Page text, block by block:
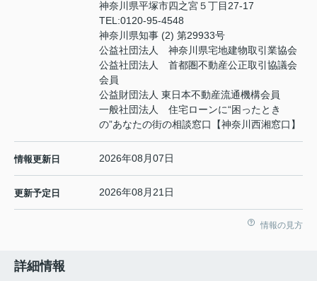
神奈川県平塚市四之宮５丁目27-17
TEL:0120-95-4548
神奈川県知事 (2) 第29933号
公益社団法人 神奈川県宅地建物取引業協会
公益社団法人 首都圏不動産公正取引協議会
会員
公益財団法人 東日本不動産流通機構会員
一般社団法人 住宅ローンに“困ったとき
の”あなたの街の相談窓口【神奈川西湘窓口】
情報更新日 2026年08月07日
更新予定日 2026年08月21日
情報の見方
詳細情報